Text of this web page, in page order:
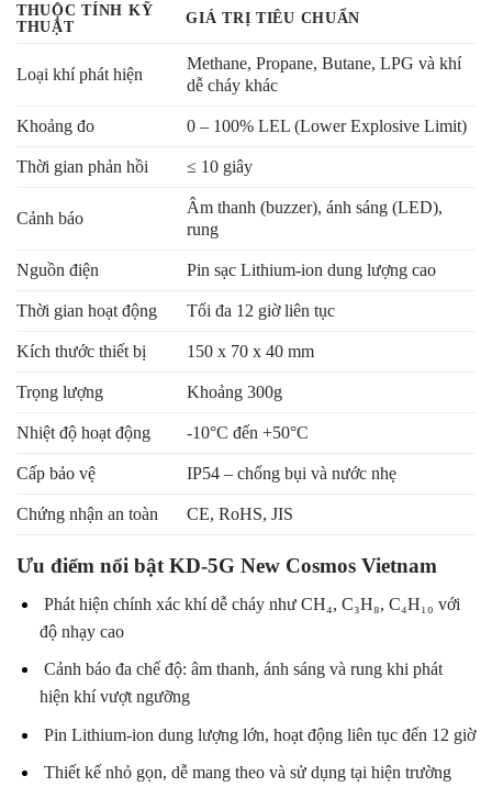
THUỘC TÍNH KỸ
THUẬT
GIÁ TRỊ TIÊU CHUẨN
Loại khí phát hiện
Methane, Propane, Butane, LPG và khí
dễ cháy khác
Khoảng đo 0 – 100% LEL (Lower Explosive Limit)
Thời gian phản hồi ≤ 10 giây
Cảnh báo
Âm thanh (buzzer), ánh sáng (LED),
rung
Nguồn điện Pin sạc Lithium-ion dung lượng cao
Thời gian hoạt động Tối đa 12 giờ liên tục
Kích thước thiết bị 150 x 70 x 40 mm
Trọng lượng Khoảng 300g
Nhiệt độ hoạt động -10°C đến +50°C
Cấp bảo vệ IP54 – chống bụi và nước nhẹ
Chứng nhận an toàn CE, RoHS, JIS
Ưu điểm nổi bật KD-5G New Cosmos Vietnam
Phát hiện chính xác khí dễ cháy như CH₄, C₃H₈, C₄H₁₀ với
độ nhạy cao
Cảnh báo đa chế độ: âm thanh, ánh sáng và rung khi phát
hiện khí vượt ngưỡng
Pin Lithium-ion dung lượng lớn, hoạt động liên tục đến 12 giờ
Thiết kế nhỏ gọn, dễ mang theo và sử dụng tại hiện trường